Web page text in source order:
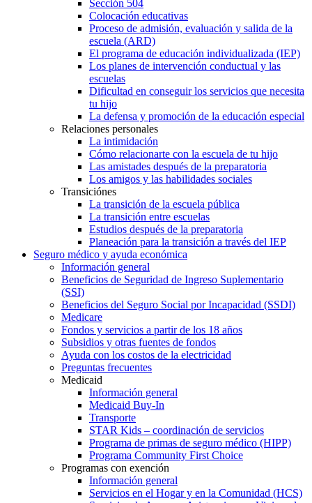
Sección 504
Colocación educativas
Proceso de admisión, evaluación y salida de la
escuela (ARD)
El programa de educación individualizada (IEP)
Los planes de intervención conductual y las
escuelas
Dificultad en conseguir los servicios que necesita
tu hijo
La defensa y promoción de la educación especial
Relaciones personales
La intimidación
Cómo relacionarte con la escuela de tu hijo
Las amistades después de la preparatoria
Los amigos y las habilidades sociales
Transiciónes
La transición de la escuela pública
La transición entre escuelas
Estudios después de la preparatoria
Planeación para la transición a través del IEP
Seguro médico y ayuda económica
Información general
Beneficios de Seguridad de Ingreso Suplementario
(SSI)
Beneficios del Seguro Social por Incapacidad (SSDI)
Medicare
Fondos y servicios a partir de los 18 años
Subsidios y otras fuentes de fondos
Ayuda con los costos de la electricidad
Preguntas frecuentes
Medicaid
Información general
Medicaid Buy-In
Transporte
STAR Kids – coordinación de servicios
Programa de primas de seguro médico (HIPP)
Programa Community First Choice
Programas con exención
Información general
Servicios en el Hogar y en la Comunidad (HCS)